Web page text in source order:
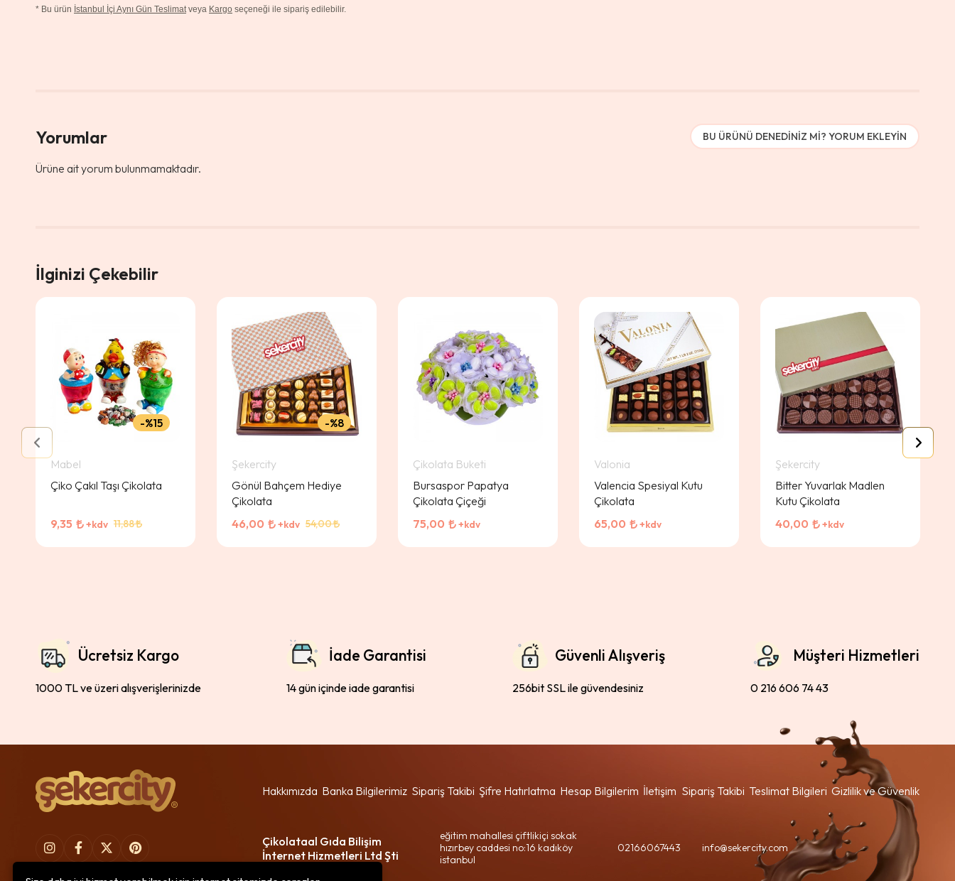
* Bu ürün İstanbul İçi Aynı Gün Teslimatveya Kargo seçeneği ile sipariş edilebilir.
Yorumlar BU ÜRÜNÜ DENEDINIZ MI? YORUM EKLEYIN
Ürüne ait yorum bulunmamaktadır.
İlginizi Çekebilir
Mabel
Çiko Çakıl Taşı Çikolata
9,35 +kdv 11,88
%15
Şekercity
Gönül Bahçem Hediye
Çikolata
46,00
+kdv 54,00
%8
Çikolata Buketi
Bursaspor Papatya
Çikolata Çiçeği
75,00
+kdv
Valonia
Valencia Spesiyal Kutu
Çikolata
65,00
+kdv
Şekercity
Bitter Yuvarlak Madlen
Kutu Çikolata
40,00
+kdv
Ücretsiz Kargo
1000 TL ve üzeri alışverişlerinizde
İade Garantisi
14 gün içinde iade garantisi
Güvenli Alışveriş
256bit SSL ile güvendesiniz
Müşteri Hizmetleri
0 216 606 74 43
Hakkımızda Banka Bilgilerimiz Sipariş Takibi Şifre Hatırlatma Hesap Bilgilerim İletişim Sipariş Takibi Teslimat Bilgileri Gizlilik ve Güvenlik
Çikolataal Gıda Bilişim
İnternet Hizmetleri Ltd Şti
eğitim mahallesi çiftlikiçi sokak
hızırbey caddesi no:16 kadıköy
istanbul
02166067443 info@sekercity.com